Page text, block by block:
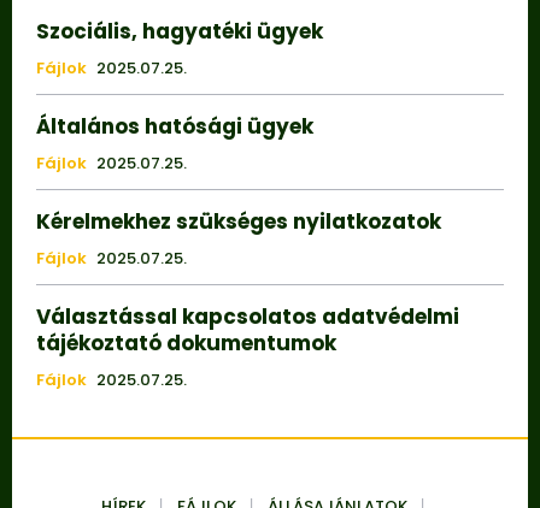
Szociális, hagyatéki ügyek
Fájlok 2025.07.25.
Általános hatósági ügyek
Fájlok 2025.07.25.
Kérelmekhez szükséges nyilatkozatok
Fájlok 2025.07.25.
Választással kapcsolatos adatvédelmi
tájékoztató dokumentumok
Fájlok 2025.07.25.